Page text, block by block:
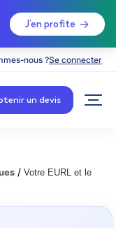
J’en profite
nous ?Se connecter
un devis
/ Votre EURL et le